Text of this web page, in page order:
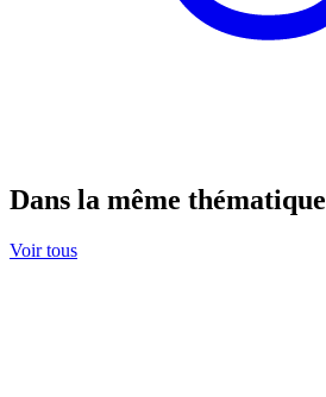
Dans la même thématique
Voir tous